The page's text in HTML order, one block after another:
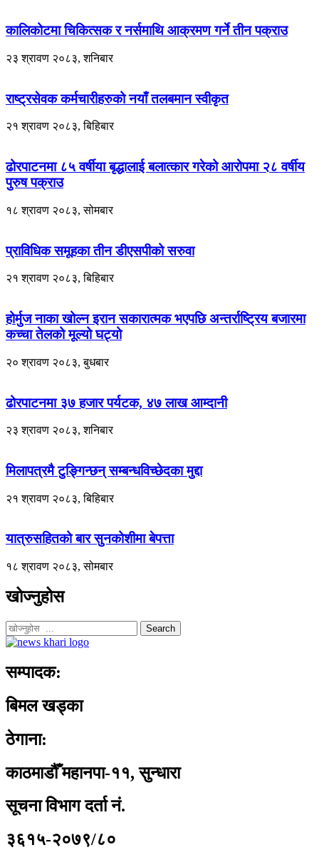
कालिकोटमा चिकित्सक र नर्समाथि आक्रमण गर्ने तीन पक्राउ
२३ श्रावण २०८३, शनिबार
राष्ट्रसेवक कर्मचारीहरुको नयाँ तलबमान स्वीकृत
२१ श्रावण २०८३, बिहिबार
ढोरपाटनमा ८५ वर्षीया बृद्धालाई बलात्कार गरेको आरोपमा २८ वर्षीय
पुरुष पक्राउ
१८ श्रावण २०८३, सोमबार
प्राविधिक समूहका तीन डीएसपीको सरुवा
२१ श्रावण २०८३, बिहिबार
होर्मुज नाका खोल्न इरान सकारात्मक भएपछि अन्तर्राष्ट्रिय बजारमा
कच्चा तेलको मूल्यो घट्यो
२० श्रावण २०८३, बुधबार
ढोरपाटनमा ३७ हजार पर्यटक, ४७ लाख आम्दानी
२३ श्रावण २०८३, शनिबार
मिलापत्रमै टुङ्गिन्छन् सम्बन्धविच्छेदका मुद्दा
२१ श्रावण २०८३, बिहिबार
यात्रुसहितको बार सुनकोशीमा बेपत्ता
१८ श्रावण २०८३, सोमबार
खोज्नुहोस
Search
सम्पादक:
बिमल खड्का
ठेगाना:
काठमाडौँ महानपा-११, सुन्धारा
सूचना विभाग दर्ता नं.
३६१५-२०७९/८०